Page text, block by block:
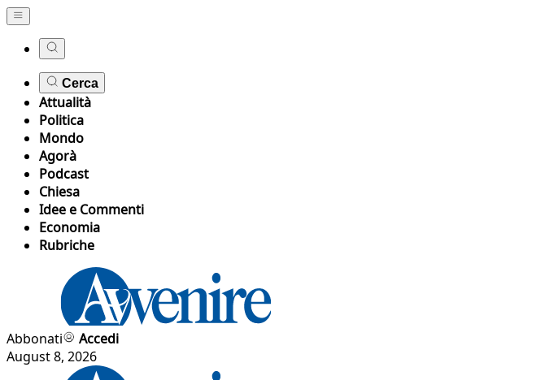
Cerca
Attualità
Politica
Mondo
Agorà
Podcast
Chiesa
Idee e Commenti
Economia
Rubriche
Abbonati
Accedi
August 8, 2026